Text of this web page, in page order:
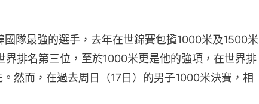
國隊最強的選手，去年在世錦賽包攬1000米及1500米
界排名第三位，至於1000米更是他的強項，在世界排
然而，在過去周日（17日）的男子1000米決賽，相